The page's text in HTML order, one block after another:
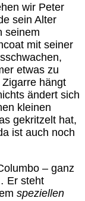
wir Peter
sein Alter
seinem
mit seiner
etwas zu
hängt
ändert sich
kleinen
gekritzelt hat,
ist auch noch
– ganz
Er steht
speziellen